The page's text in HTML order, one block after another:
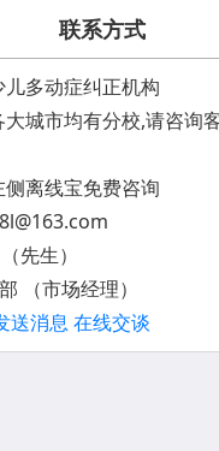
联系方式
多动症纠正机构
大城市均有分校,请咨询
离线宝免费咨询
先生）
（市场经理）
送消息 在线交谈